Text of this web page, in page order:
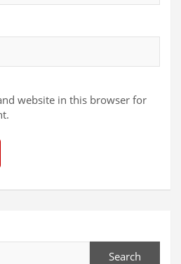
website in this browser for
Search